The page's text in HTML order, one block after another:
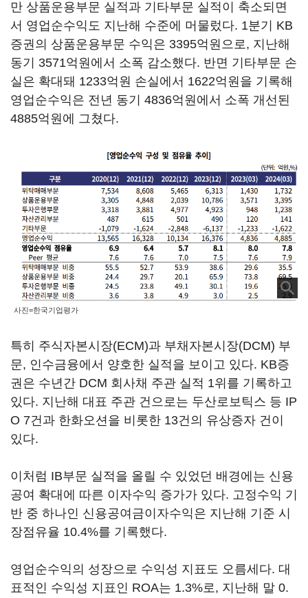
만 상품운용부문 실적과 기타부문 실적이 축소되면
서 영업순수익도 지난해 수준에 머물렀다. 1분기 KB
증권의 상품운용부문 수익은 3395억원으로, 지난해
동기 3571억원에서 소폭 감소했다. 반면 기타부문 손
실은 확대돼 1233억원 손실에서 1622억원을 기록해
영업순수익은 전년 동기 4836억원에서 소폭 개선된
4885억원에 그쳤다.
사진=한국기업평가
특히 주식자본시장(ECM)과 부채자본시장(DCM) 부
문, 인수금융에서 양호한 실적을 보이고 있다. KB증
권은 수년간 DCM 회사채 주관 실적 1위를 기록하고
있다. 지난해 대표 주관 건으로는 두산로보틱스 등 IP
O 7건과 한화오션을 비롯한 13건의 유상증자 건이
있다.
이처럼 IB부문 실적을 올릴 수 있었던 배경에는 신용
공여 확대에 따른 이자수익 증가가 있다. 고정수익 기
반 중 하나인 신용공여금이자수익은 지난해 기준 시
장점유율 10.4%를 기록했다.
영업순수익의 성장으로 수익성 지표도 오름세다. 대
표적인 수익성 지표인 ROA는 1.3%로, 지난해 말 0.